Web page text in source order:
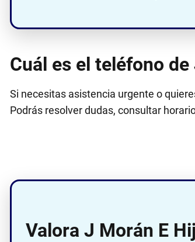
Cuál es el teléfono
Si necesitas asistencia urgente o
Podrás resolver dudas, consultar
Valora J Morán E